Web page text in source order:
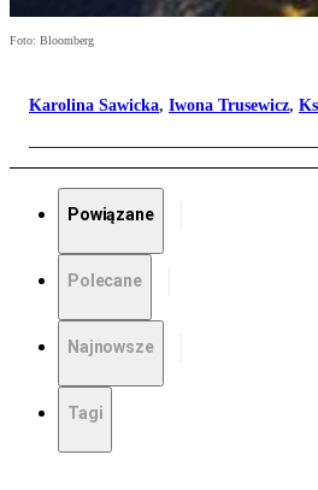
Foto: Bloomberg
Karolina Sawicka, Iwona Trusewicz,
Powiązane
Polecane
Najnowsze
Tagi